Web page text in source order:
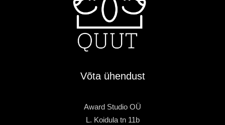
Võta ühendust
Award Studio OÜ
L. Koidula tn 11b